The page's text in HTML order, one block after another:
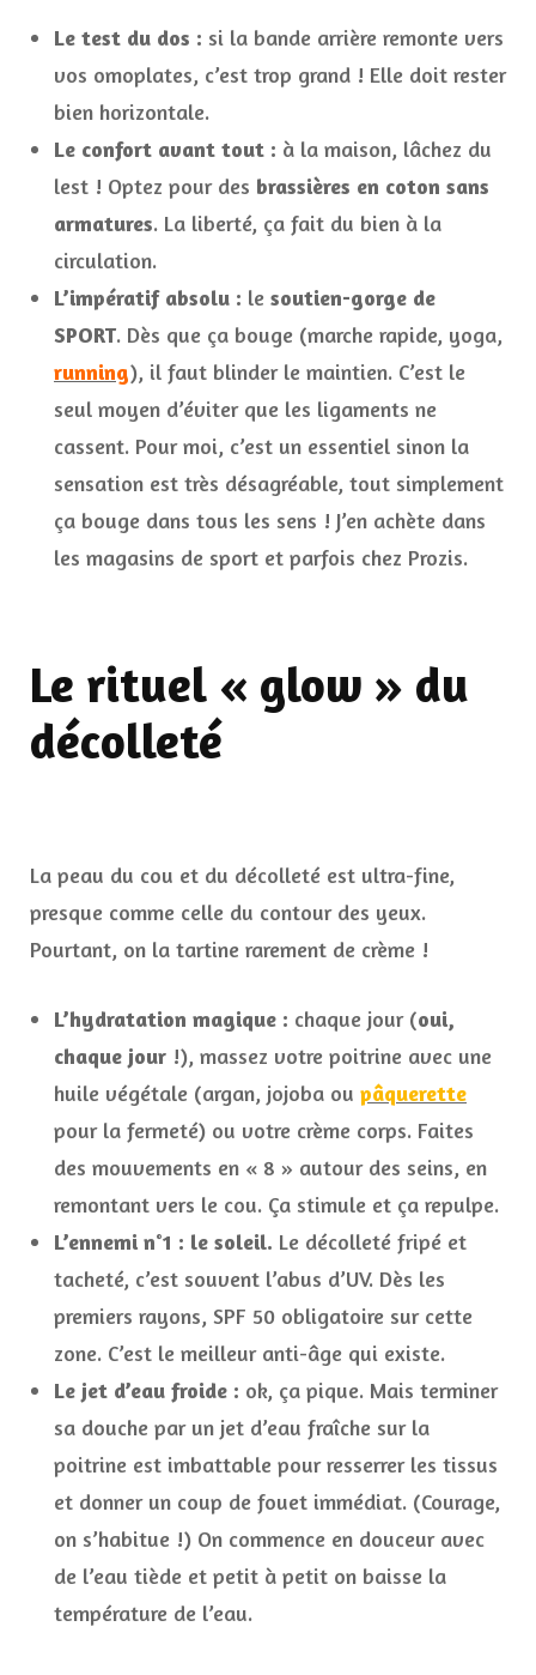
Le test du dos : si la bande arrière remonte vers
vos omoplates, c’est trop grand ! Elle doit rester
bien horizontale.
Le confort avant tout : à la maison, lâchez du
lest ! Optez pour des brassières en coton sans
armatures. La liberté, ça fait du bien à la
circulation.
L’impératif absolu : le soutien-gorge de
SPORT. Dès que ça bouge (marche rapide, yoga,
running), il faut blinder le maintien. C’est le
seul moyen d’éviter que les ligaments ne
cassent. Pour moi, c’est un essentiel sinon la
sensation est très désagréable, tout simplement
ça bouge dans tous les sens ! J’en achète dans
les magasins de sport et parfois chez Prozis.
Le rituel « glow » du
décolleté
La peau du cou et du décolleté est ultra-fine,
presque comme celle du contour des yeux.
Pourtant, on la tartine rarement de crème !
L’hydratation magique : chaque jour (oui,
chaque jour !), massez votre poitrine avec une
huile végétale (argan, jojoba ou pâquerette
pour la fermeté) ou votre crème corps. Faites
des mouvements en « 8 » autour des seins, en
remontant vers le cou. Ça stimule et ça repulpe.
L’ennemi n°1 : le soleil. Le décolleté fripé et
tacheté, c’est souvent l’abus d’UV. Dès les
premiers rayons, SPF 50 obligatoire sur cette
zone. C’est le meilleur anti-âge qui existe.
Le jet d’eau froide : ok, ça pique. Mais terminer
sa douche par un jet d’eau fraîche sur la
poitrine est imbattable pour resserrer les tissus
et donner un coup de fouet immédiat. (Courage,
on s’habitue !) On commence en douceur avec
de l’eau tiède et petit à petit on baisse la
température de l’eau.